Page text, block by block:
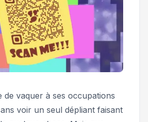
de vaquer à ses occupations
voir un seul dépliant faisant